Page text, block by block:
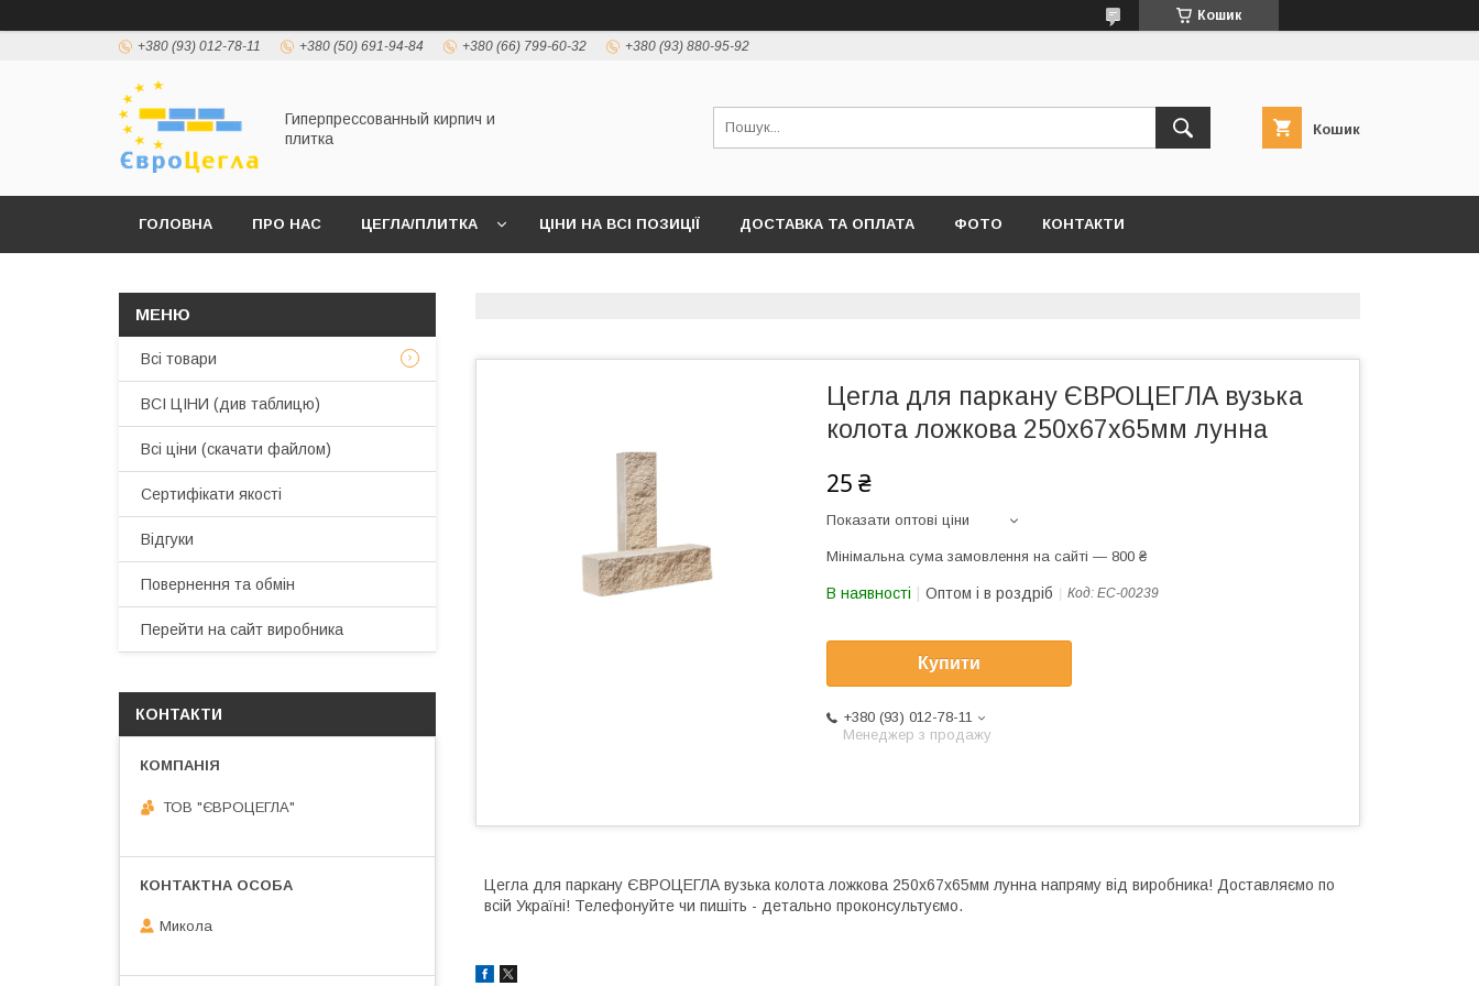
Кошик
+380 (93) 012-78-11 +380 (50) 691-94-84 +380 (66) 799-60-32 +380 (93) 880-95-92
Гиперпрессованный кирпич и
плитка
Кошик
ГОЛОВНА ПРО НАС ЦЕГЛА/ПЛИТКА ЦІНИ НА ВСІ ПОЗИЦІЇ ДОСТАВКА ТА ОПЛАТА ФОТО КОНТАКТИ
Цегла для паркану ЄВРОЦЕГЛА вузька
колота ложкова 250х67х65мм лунна
25 ₴
Показати оптові ціни
Мінімальна сума замовлення на сайті — 800 ₴
В наявності Оптом і в роздріб Код: EC-00239
Купити
+380 (93) 012-78-11
Менеджер з продажу
Цегла для паркану ЄВРОЦЕГЛА вузька колота ложкова 250х67х65мм лунна напряму від виробника! Доставляємо по
всій Україні! Телефонуйте чи пишіть - детально проконсультуємо.
Всі товари
ВСІ ЦІНИ (див таблицю)
Всі ціни (скачати файлом)
Сертифікати якості
Відгуки
Повернення та обмін
Перейти на сайт виробника
КОНТАКТИ
ТОВ "ЄВРОЦЕГЛА"
Микола